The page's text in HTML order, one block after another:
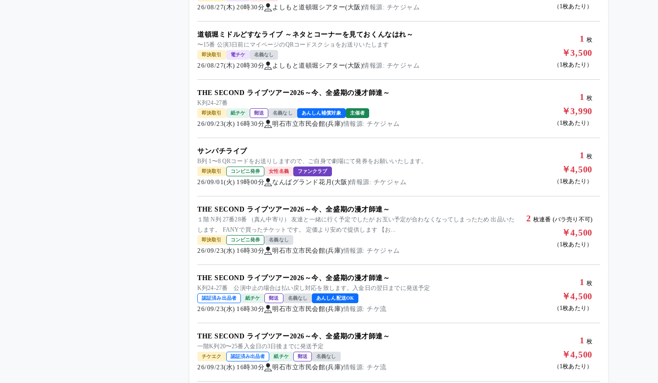
26/08/27(木) 20時30分 よしもと道頓堀シアター(大阪)情報源: チケジャム （1枚あたり）
道頓堀ミドルどすなライブ ～ネタとコーナーを見ておくんなはれ～
〜15番 公演3日前にマイページのQRコードスクショをお送りいたします
即決取引 電チケ 名義なし
26/08/27(木) 20時30分 よしもと道頓堀シアター(大阪)情報源: チケジャム
1 枚
￥3,500
（1枚あたり）
THE SECOND ライブツアー2026～今、全盛期の漫才師達～
K列24-27番
即決取引 紙チケ 郵送 名義なし あんしん補償対象 主催者
26/09/23(水) 16時30分 明石市立市民会館(兵庫)情報源: チケジャム
1 枚
￥3,990
（1枚あたり）
サンパチライブ
B列 1〜8 QRコードをお送りしますので、ご自身で劇場にて発券をお願いいたします。
即決取引 コンビニ発券 女性名義 ファンクラブ
26/09/01(火) 19時00分 なんばグランド花月(大阪)情報源: チケジャム
1 枚
￥4,500
（1枚あたり）
THE SECOND ライブツアー2026～今、全盛期の漫才師達～
１階 N列 27番28番 （真ん中寄り） 友達と一緒に行く予定でしたが お互い予定が合わなくなってしまったため 出品いた
します。 FANYで買ったチケットです。 定価より安めで提供します 【お...
即決取引 コンビニ発券 名義なし
26/09/23(水) 16時30分 明石市立市民会館(兵庫)情報源: チケジャム
2 枚連番 (バラ売り不可)
￥4,500
（1枚あたり）
THE SECOND ライブツアー2026～今、全盛期の漫才師達～
K列24-27番 公演中止の場合は払い戻し対応を致します。入金日の翌日までに発送予定
認証済み出品者 紙チケ 郵送 名義なし あんしん配送OK
26/09/23(水) 16時30分 明石市立市民会館(兵庫)情報源: チケ流
1 枚
￥4,500
（1枚あたり）
THE SECOND ライブツアー2026～今、全盛期の漫才師達～
一階K列20〜25番入金日の3日後までに発送予定
チケエク 認証済み出品者 紙チケ 郵送 名義なし
26/09/23(水) 16時30分 明石市立市民会館(兵庫)情報源: チケ流
1 枚
￥4,500
（1枚あたり）